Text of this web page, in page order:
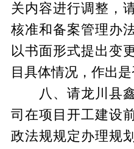
关内容进行调整，
核准和备案管理办
以书面形式提出变
目具体情况，作出
八、请龙川县鑫
司在项目开工建设
政法规规定办理规